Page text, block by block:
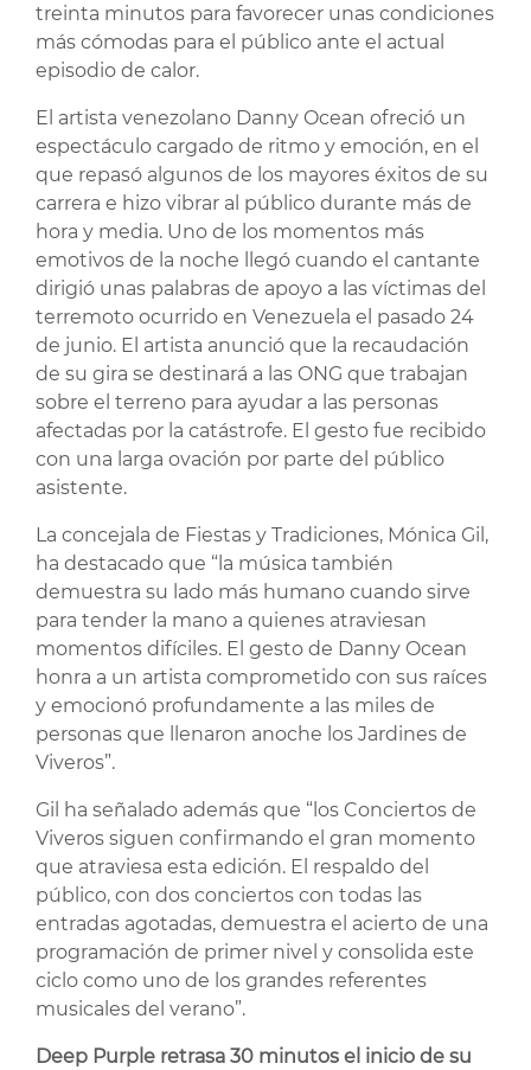
treinta minutos para favorecer unas condiciones
más cómodas para el público ante el actual
episodio de calor.
El artista venezolano Danny Ocean ofreció un
espectáculo cargado de ritmo y emoción, en el
que repasó algunos de los mayores éxitos de su
carrera e hizo vibrar al público durante más de
hora y media. Uno de los momentos más
emotivos de la noche llegó cuando el cantante
dirigió unas palabras de apoyo a las víctimas del
terremoto ocurrido en Venezuela el pasado 24
de junio. El artista anunció que la recaudación
de su gira se destinará a las ONG que trabajan
sobre el terreno para ayudar a las personas
afectadas por la catástrofe. El gesto fue recibido
con una larga ovación por parte del público
asistente.
La concejala de Fiestas y Tradiciones, Mónica Gil,
ha destacado que “la música también
demuestra su lado más humano cuando sirve
para tender la mano a quienes atraviesan
momentos difíciles. El gesto de Danny Ocean
honra a un artista comprometido con sus raíces
y emocionó profundamente a las miles de
personas que llenaron anoche los Jardines de
Viveros”.
Gil ha señalado además que “los Conciertos de
Viveros siguen confirmando el gran momento
que atraviesa esta edición. El respaldo del
público, con dos conciertos con todas las
entradas agotadas, demuestra el acierto de una
programación de primer nivel y consolida este
ciclo como uno de los grandes referentes
musicales del verano”.
Deep Purple retrasa 30 minutos el inicio de su